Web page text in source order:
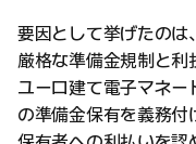
要因として挙げたのは、
厳格な準備金規制と利
ユーロ建て電子マネ
の準備金保有を義務付